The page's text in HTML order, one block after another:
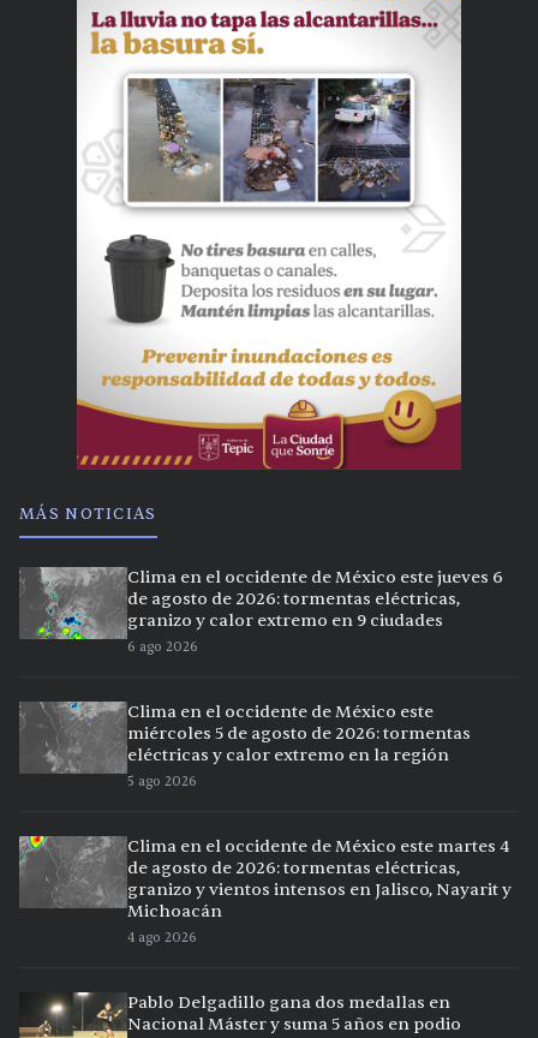
MÁS NOTICIAS
Clima en el occidente de México este jueves 6
de agosto de 2026: tormentas eléctricas,
granizo y calor extremo en 9 ciudades
6 ago 2026
Clima en el occidente de México este
miércoles 5 de agosto de 2026: tormentas
eléctricas y calor extremo en la región
5 ago 2026
Clima en el occidente de México este martes 4
de agosto de 2026: tormentas eléctricas,
granizo y vientos intensos en Jalisco, Nayarit y
Michoacán
4 ago 2026
Pablo Delgadillo gana dos medallas en
Nacional Máster y suma 5 años en podio